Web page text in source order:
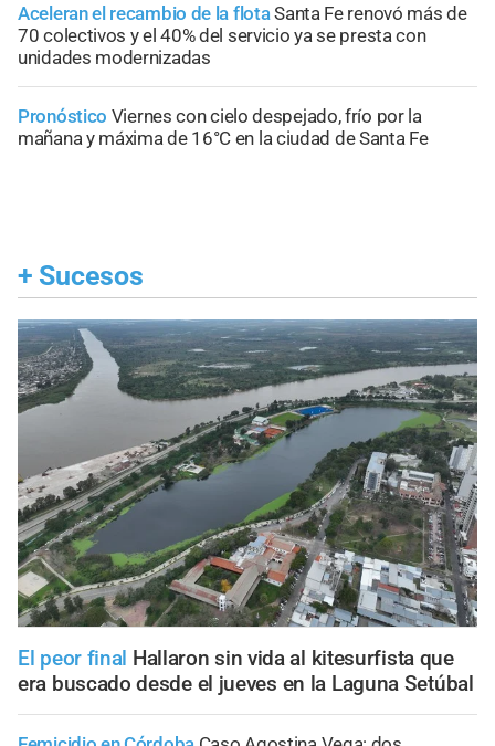
Aceleran el recambio de la flotaSanta Fe renovó más de
70 colectivos y el 40% del servicio ya se presta con
unidades modernizadas
Pronóstico Viernes con cielo despejado, frío por la
mañana y máxima de 16°C en la ciudad de Santa Fe
+ Sucesos
El peor final Hallaron sin vida al kitesurfista que
era buscado desde el jueves en la Laguna Setúbal